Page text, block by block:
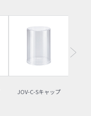
JOV-C-Sキャップ